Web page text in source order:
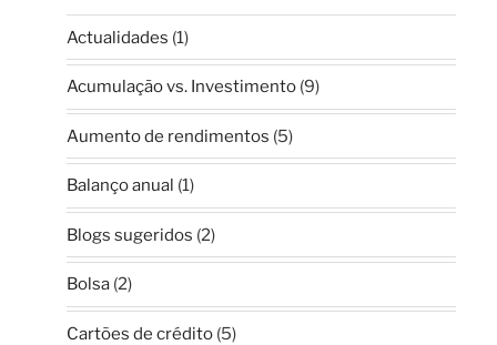
Actualidades (1)
Acumulação vs. Investimento(9)
Aumento de rendimentos (5)
Balanço anual (1)
Blogs sugeridos (2)
Bolsa(2)
Cartões de crédito(5)